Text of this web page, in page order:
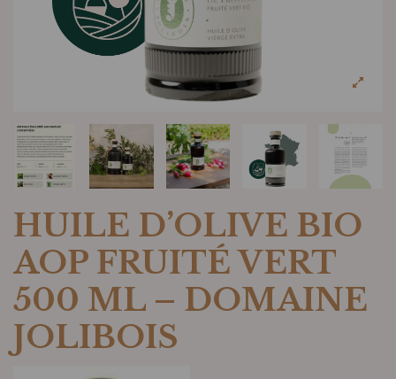
HUILE D’OLIVE BIO
AOP FRUITÉ VERT
500 ML – DOMAINE
JOLIBOIS